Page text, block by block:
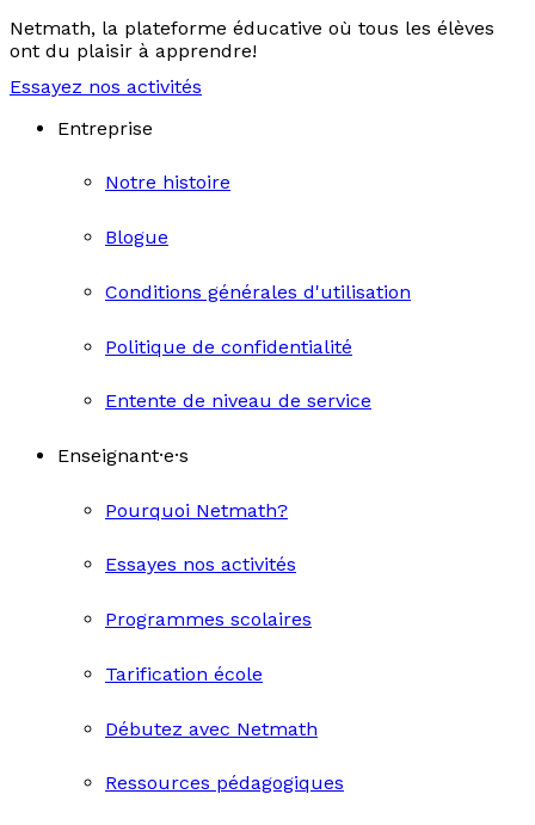
Netmath, la plateforme éducative où tous les élèves
ont du plaisir à apprendre!
Essayez nos activités
Entreprise
Notre histoire
Blogue
Conditions générales d'utilisation
Politique de confidentialité
Entente de niveau de service
Enseignant·e·s
Pourquoi Netmath?
Essayes nos activités
Programmes scolaires
Tarification école
Débutez avec Netmath
Ressources pédagogiques